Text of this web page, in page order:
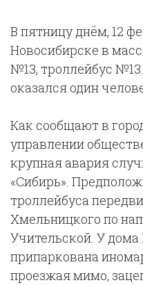
В пятницу днём, 12
Новосибирске в
№13, троллейбус
оказался один
Как сообщают в
управлении
крупная авария
«Сибирь».
троллейбуса
Хмельницкого по
Учительской. У
припаркована
проезжая мимо,